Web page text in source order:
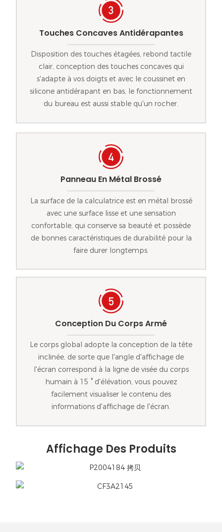
Touches Concaves Antidérapantes
Disposition des touches étagées, rebond tactile
clair, conception des touches concaves qui
s'adapte à vos doigts et avec le coussinet en
silicone antidérapant en bas, le fonctionnement
du bureau est aussi stable qu'un rocher.
Panneau En Métal Brossé
La surface de la calculatrice est en métal brossé
avec une surface lisse et une sensation
confortable, qui conserve sa beauté et possède
de bonnes caractéristiques de durabilité pour la
faire durer longtemps.
Conception Du Corps Armé
Le corps global adopte la conception de la tête
inclinée, de sorte que l'angle d'affichage de
l'écran correspond à la ligne de visée du corps
humain à 15 ° d'élévation, vous pouvez
facilement visualiser le contenu des
informations d'affichage de l'écran.
Affichage Des Produits